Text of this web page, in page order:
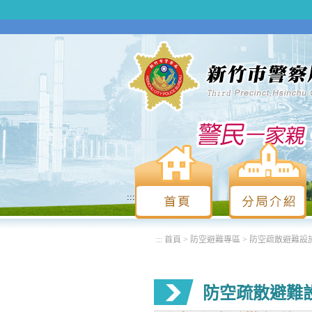
:::
::: 首頁 > 防空避難專區 > 防空疏散避難設
防空疏散避難